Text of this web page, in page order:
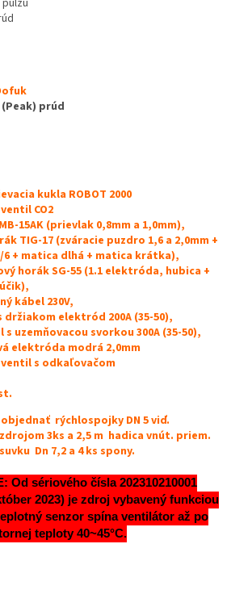
prúd
kukla ROBOT 2000
CO2
MB-15AK (prievlak 0,8mm a 1,0mm),
TIG-17 (zváracie puzdro 1,6 a 2,0mm +
6 + matica dlhá + matica krátka),
horák SG-55 (1.1 elektróda, hubica +
kábel 230V,
držiakom elektród 200A (35-50),
s uzemňovacou svorkou 300A (35-50),
elektróda modrá 2,0mm
ventil s odkaľovačom
rýchlospojky DN 5 viď.
3ks a 2,5 m hadica vnút. priem.
Dn 7,2 a 4 ks spony.
Od sériového čísla 202310210001
2023) je zdroj vybavený funkciou
senzor spína ventilátor až po
teploty 40~45°C.